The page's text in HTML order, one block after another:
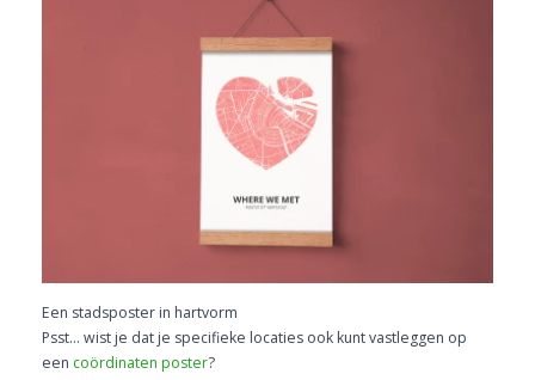
Een stadsposter in hartvorm
Psst… wist je dat je specifieke locaties ook kunt vastleggen op
een coördinaten poster?